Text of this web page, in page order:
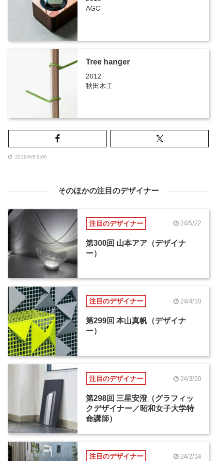
AGC
Tree hanger
2012
秋田木工
2019/6/5 9:00
そのほかの注目のデザイナー
注目のデザイナー 24/5/22
第300回 山本アア（デザイナ
ー）
注目のデザイナー 24/4/10
第299回 本山真帆（デザイナ
ー）
注目のデザイナー 24/3/20
第298回 三星安澄（グラフィッ
クデザイナー／昭和女子大学特
命講師）
注目のデザイナー 24/2/14